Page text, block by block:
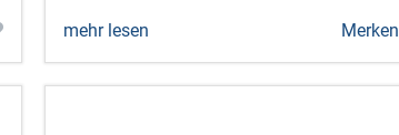
mehr lesen Merken